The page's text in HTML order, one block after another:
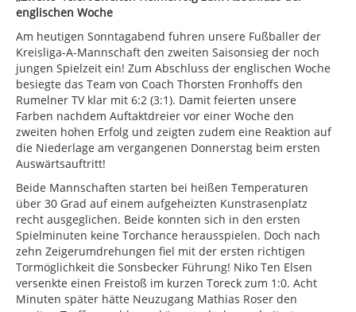
englischen Woche
Am heutigen Sonntagabend fuhren unsere Fußballer der
Kreisliga-A-Mannschaft den zweiten Saisonsieg der noch
jungen Spielzeit ein! Zum Abschluss der englischen Woche
besiegte das Team von Coach Thorsten Fronhoffs den
Rumelner TV klar mit 6:2 (3:1). Damit feierten unsere
Farben nachdem Auftaktdreier vor einer Woche den
zweiten hohen Erfolg und zeigten zudem eine Reaktion auf
die Niederlage am vergangenen Donnerstag beim ersten
Auswärtsauftritt!
Beide Mannschaften starten bei heißen Temperaturen
über 30 Grad auf einem aufgeheizten Kunstrasenplatz
recht ausgeglichen. Beide konnten sich in den ersten
Spielminuten keine Torchance herausspielen. Doch nach
zehn Zeigerumdrehungen fiel mit der ersten richtigen
Tormöglichkeit die Sonsbecker Führung! Niko Ten Elsen
versenkte einen Freistoß im kurzen Toreck zum 1:0. Acht
Minuten später hätte Neuzugang Mathias Roser den